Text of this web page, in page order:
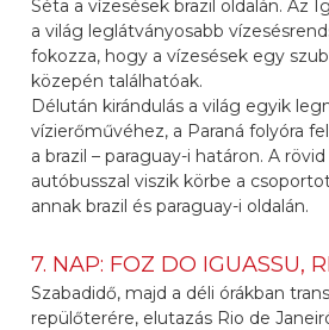
Séta a vízesések brazil oldalán. Az
a világ leglátványosabb
fokozza, hogy a vízesések egy
közepén találhatóak.
Délután kirándulás a világ egyik
vízierőművéhez, a Paraná folyóra
a brazil – paraguay-i határon. A
autóbusszal viszik körbe a
annak brazil és paraguay-i oldalán.
7. NAP: FOZ DO IGUASSU,
Szabadidő, majd a déli órákban
repülőterére, elutazás Rio de